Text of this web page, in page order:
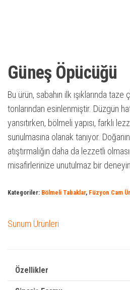
Güneş Öpücüğü
Bu ürün, sabahın ilk ışıklarında taze
tonlarından esinlenmiştir. Düzgün
yansıtırken, bölmeli yapısı, farklı
sunulmasına olanak tanıyor.
atıştırmalığın daha da lezzetli
misafirlerinize unutulmaz bir
Kategoriler: Bölmeli Tabaklar, Füzyon Cam
Sunum Ürünleri
Özellikler